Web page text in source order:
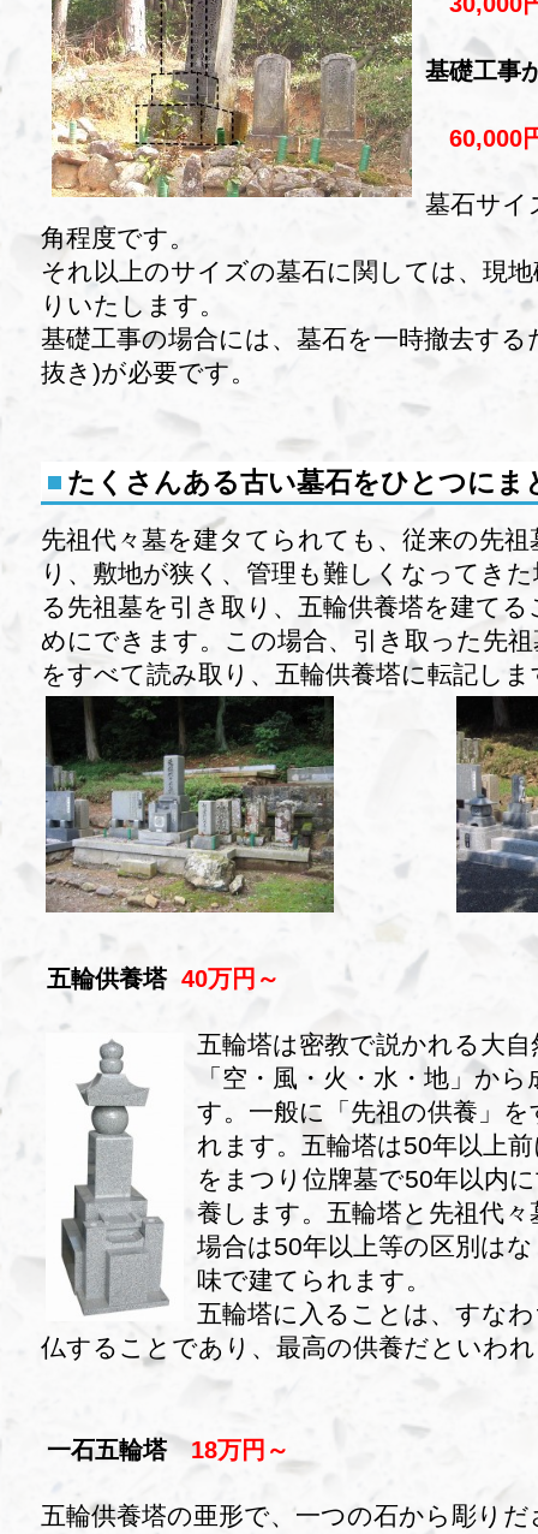
基礎工事
60,000
墓石サイ
角程度です。
それ以上のサイズの墓石に関しては、現
りいたします。
基礎工事の場合には、墓石を一時撤去する
抜き)が必要です。
たくさんある古い墓石をひとつにま
先祖代々墓を建タてられても、従来の先
り、敷地が狭く、管理も難しくなってき
る先祖墓を引き取り、五輪供養塔を建て
めにできます。この場合、引き取った先
をすべて読み取り、五輪供養塔に転記しま
五輪供養塔 40万円～
五輪塔は密教で説かれる大
「空・風・火・水・地」か
す。一般に「先祖の供養」
れます。五輪塔は50年以上
をまつり位牌墓で50年以内
養します。五輪塔と先祖代
場合は50年以上等の区別は
味で建てられます。
五輪塔に入ることは、すな
仏することであり、最高の供養だといわ
一石五輪塔 18万円～
五輪供養塔の亜形で、一つの石から彫りだ